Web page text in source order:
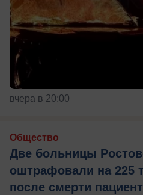
вчера в 20:00
Общество
Две больницы
оштрафовали на 225
после смерти